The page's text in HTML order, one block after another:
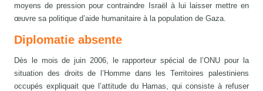
moyens de pression pour contraindre Israël à lui laisser mettre en
œuvre sa politique d’aide humanitaire à la population de Gaza.
Diplomatie absente
Dès le mois de juin 2006, le rapporteur spécial de l’ONU pour la
situation des droits de l’Homme dans les Territoires palestiniens
occupés expliquait que l’attitude du Hamas, qui consiste à refuser